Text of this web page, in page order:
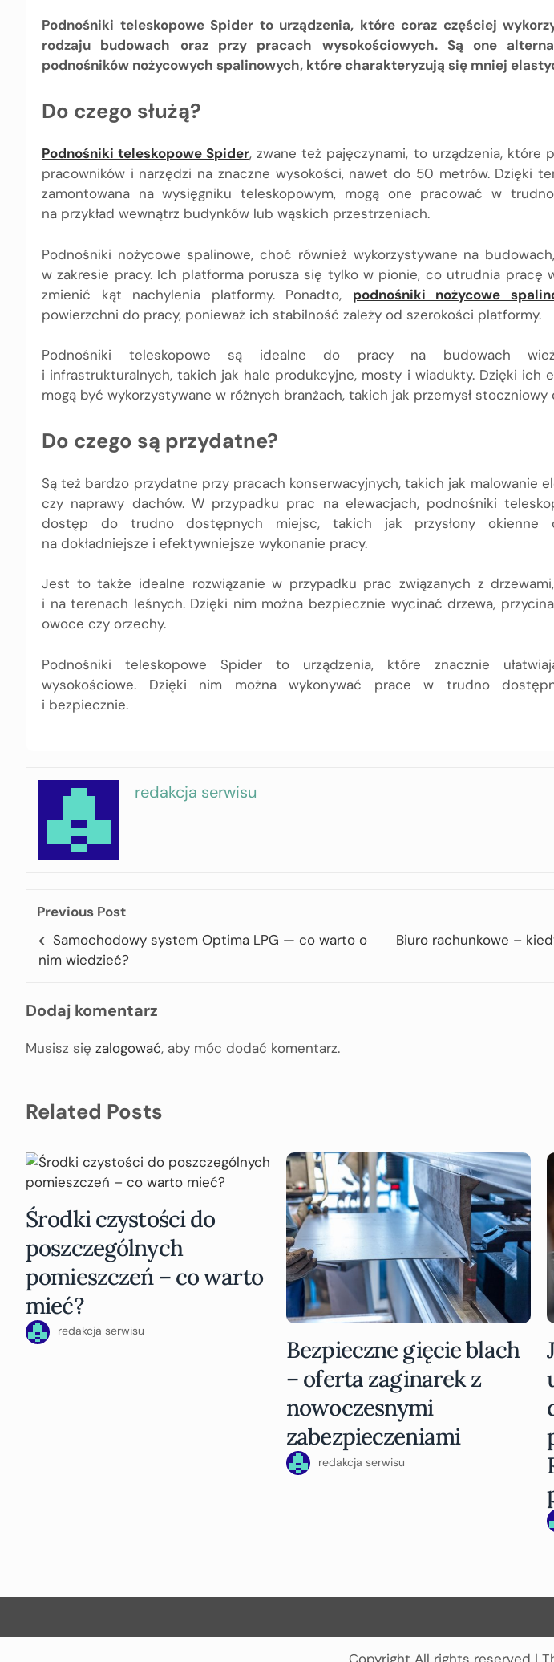
Podnośniki teleskopowe Spider to urządzenia, które coraz częściej
rodzaju budowach oraz przy pracach wysokościowych. Są one
podnośników nożycowych spalinowych, które charakteryzują się mniej
Do czego służą?
Podnośniki teleskopowe Spider, zwane też pajęczynami, to urządzenia, które
pracowników i narzędzi na znaczne wysokości, nawet do 50 metrów. Dzięki
zamontowana na wysięgniku teleskopowym, mogą one pracować w
na przykład wewnątrz budynków lub wąskich przestrzeniach.
Podnośniki nożycowe spalinowe, choć również wykorzystywane na
w zakresie pracy. Ich platforma porusza się tylko w pionie, co utrudnia pracę
zmienić kąt nachylenia platformy. Ponadto, podnośniki nożycowe
powierzchni do pracy, ponieważ ich stabilność zależy od szerokości platformy.
Podnośniki teleskopowe są idealne do pracy na budowach
i infrastrukturalnych, takich jak hale produkcyjne, mosty i wiadukty. Dzięki ich
mogą być wykorzystywane w różnych branżach, takich jak przemysł stoczniowy
Do czego są przydatne?
Są też bardzo przydatne przy pracach konserwacyjnych, takich jak malowanie
czy naprawy dachów. W przypadku prac na elewacjach, podnośniki
dostęp do trudno dostępnych miejsc, takich jak przysłony okienne
na dokładniejsze i efektywniejsze wykonanie pracy.
Jest to także idealne rozwiązanie w przypadku prac związanych z
i na terenach leśnych. Dzięki nim można bezpiecznie wycinać drzewa,
owoce czy orzechy.
Podnośniki teleskopowe Spider to urządzenia, które znacznie
wysokościowe. Dzięki nim można wykonywać prace w trudno
i bezpiecznie.
redakcja serwisu
Previous Post
Samochodowy system Optima LPG — co warto o
nim wiedzieć?
Biuro rachunkowe –
Dodaj komentarz
Musisz się zalogować, aby móc dodać komentarz.
Related Posts
Środki czystości do
poszczególnych
pomieszczeń – co warto
mieć?
redakcja serwisu
Bezpieczne gięcie blach
– oferta zaginarek z
nowoczesnymi
zabezpieczeniami
redakcja serwisu